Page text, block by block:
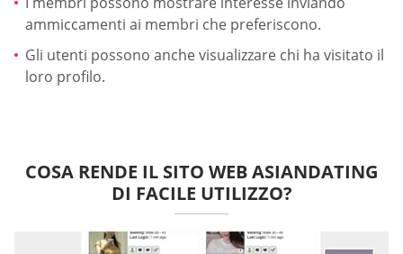
ammiccamenti ai membri che preferiscono.
Gli utenti possono anche visualizzare chi ha visitato il
loro profilo.
COSA RENDE IL SITO WEB ASIANDATING
DI FACILE UTILIZZO?